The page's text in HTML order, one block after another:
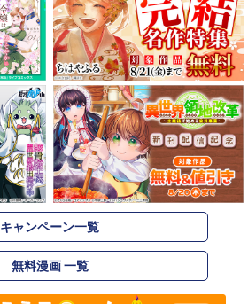
キャンペーン一覧
無料漫画 一覧